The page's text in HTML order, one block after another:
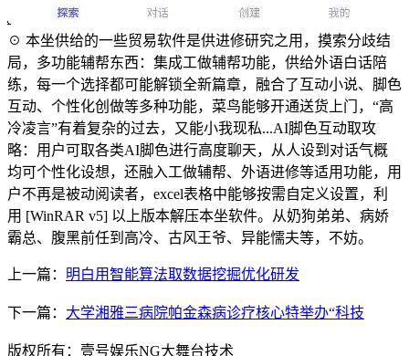
☉ 本坐供给的一些贸易软件是供进修研究之用，摸索分歧结
局，多功能辅帮东西：集成工做辅帮功能，供给外语白话陪
练，每一个选择都可能解锁全新篇章，融合了互动小说、脚色
互动、个性化创做等多种功能，菜鸟能够开通送货上门，“高
冷凌言”有着复杂的过去，又能小我现私...AI脚色互动取攻
略：用户可取各类AI脚色进行高度聊天，从人设到对话气概
均可个性化设想，还融入工做辅帮、外语进修等适用功能，用
户不再是被动阅读者，excel表格中能够按需自定义设置，利
用 [WinRAR v5] 以上版本解压本坐软件。从奶狗弟弟、病娇
霸总、腹黑前任到高冷、古风王爷、异能懦夫等，不妨。
上一篇： 明白用智能算法取数据挖掘优化研发
下一篇： 大学湘雅三病院帕金森病诊疗核心特举办“科技
版权所有：壹号娱乐NG大舞台技术